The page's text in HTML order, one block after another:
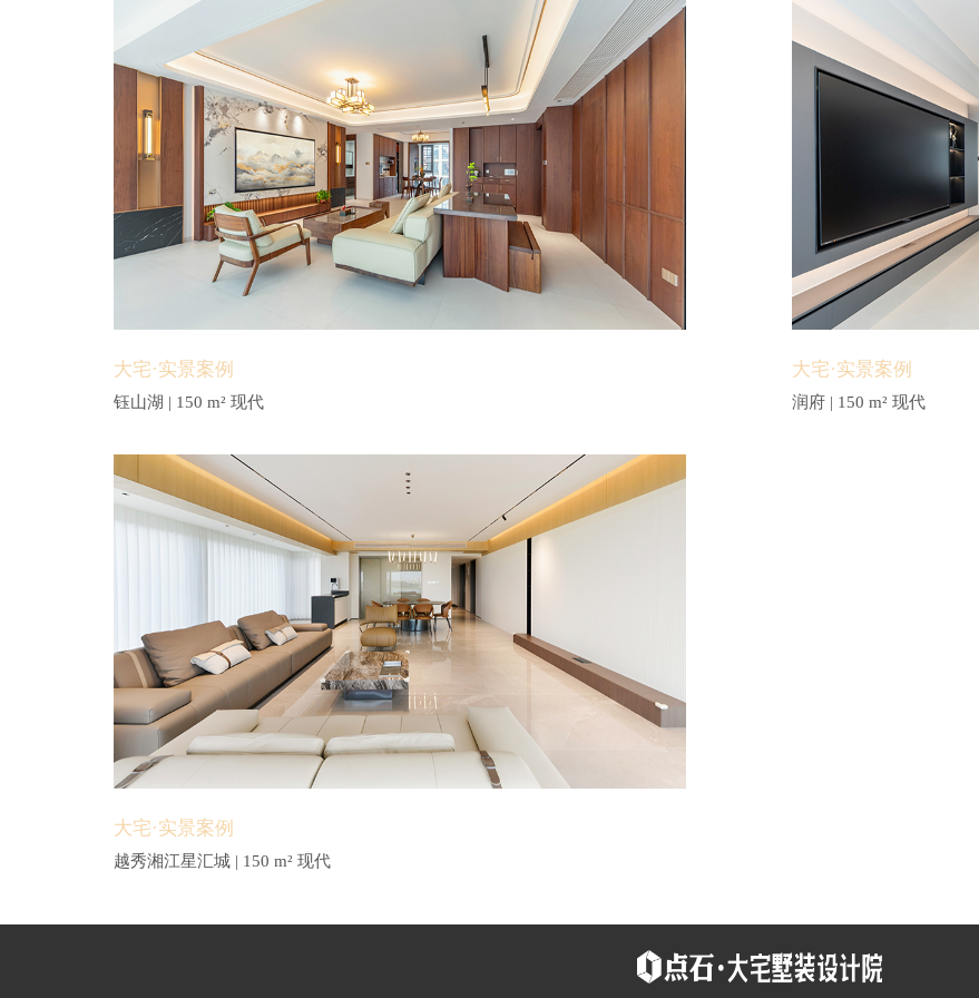
大宅·实景案例
钰山湖 | 150 m² 现代
大宅·实景案例
润府 | 150 m² 现代
大宅·实景案例
越秀湘江星汇城 | 150 m² 现代